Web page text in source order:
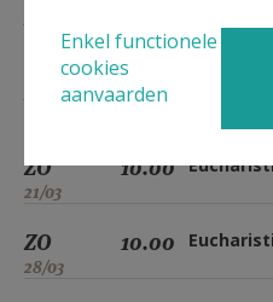
10.00
ZO
21/03
10.00
ZO
28/03
10.00
Enkel functionele
cookies
aanvaarden